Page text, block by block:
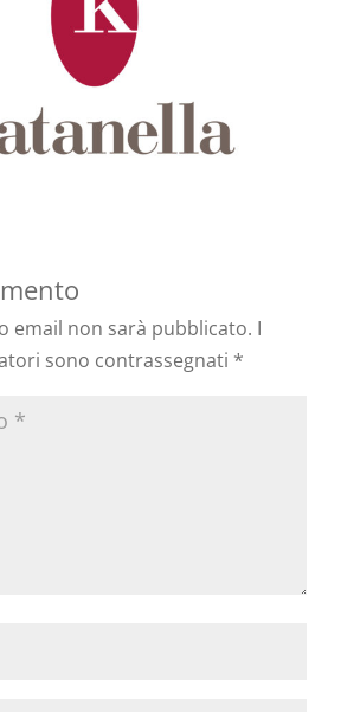
email non sarà pubblicato. I
sono contrassegnati *